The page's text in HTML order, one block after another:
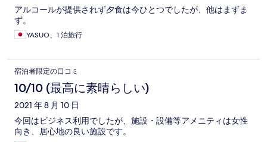
アルコールが提供されず夕食は今ひとつでしたが、他はまずま
ず。
YASUO、1 泊旅行
宿泊者限定の口コミ
10/10 (最高に素晴らしい)
2021 年 8 月 10 日
今回はビジネス利用でしたが、施設・設備等アメニティは女性
向き、居心地の良い施設です。